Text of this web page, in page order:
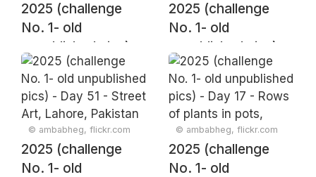
2025 (challenge
No. 1- old
unpublished pics) -
Day 76 - Domes,
Islamabad, Pakistan
2016
2025 (challenge
No. 1- old
unpublished pics) -
Day 66 - Sunset
over Islamabad,
Pakistan 2017
© ambabheg, flickr.com
2025 (challenge
No. 1- old
© ambabheg, flickr.com
2025 (challenge
No. 1- old